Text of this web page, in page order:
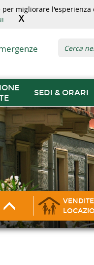
per migliorare
X
SEDI & ORARI